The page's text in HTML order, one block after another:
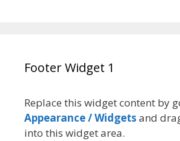
Footer Widget 1
Replace this widget content by
Appearance / Widgetsand
into this widget area.